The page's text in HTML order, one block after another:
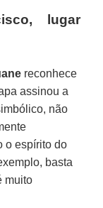
lugar
reconhece
assinou a
não
o espírito do
basta
muito